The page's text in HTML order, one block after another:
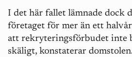
I det här fallet lämnade dock
företaget för mer än ett
att rekryteringsförbudet inte
skäligt, konstaterar